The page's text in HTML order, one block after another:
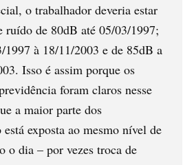
o trabalhador deveria estar
ruído de 80dB até 05/03/1997;
1997 à 18/11/2003 e de 85dB a
Isso é assim porque os
foram claros nesse
a maior parte dos
exposta ao mesmo nível de
o dia – por vezes troca de